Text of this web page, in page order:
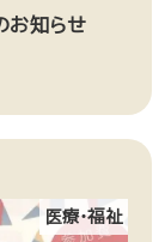
お知らせ
医療・福祉